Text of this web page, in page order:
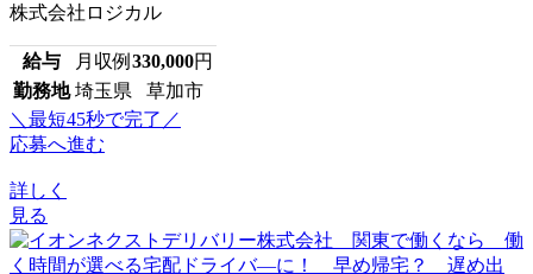
株式会社ロジカル
給与 月収例 330,000円
勤務地 埼玉県 草加市
＼最短45秒で完了／
応募へ進む
詳しく
見る